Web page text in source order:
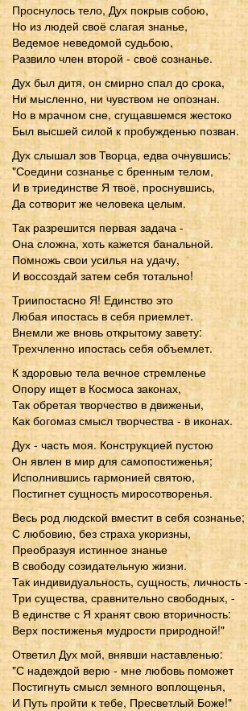
Проснулось тело, Дух покрыв собою,
Но из людей своё слагая знанье,
Ведемое неведомой судьбою,
Развило член второй - своё сознанье.
Дух был дитя, он смирно спал до срока,
Ни мысленно, ни чувством не опознан.
Но в мрачном сне, сгущавшемся жестоко
Был высшей силой к пробужденью позван.
Дух слышал зов Творца, едва очнувшись:
"Соедини сознанье с бренным телом,
И в триединстве Я твоё, проснувшись,
Да сотворит же человека целым.
Так разрешится первая задача -
Она сложна, хоть кажется банальной.
Помножь свои усилья на удачу,
И воссоздай затем себя тотально!
Триипостасно Я! Единство это
Любая ипостась в себя приемлет.
Внемли же вновь открытому завету:
Трехчленно ипостась себя объемлет.
К здоровью тела вечное стремленье
Опору ищет в Космоса законах,
Так обретая творчество в движеньи,
Как богомаз смысл творчества - в иконах.
Дух - часть моя. Конструкцией пустою
Он явлен в мир для самопостиженья;
Исполнившись гармонией святою,
Постигнет сущность миросотворенья.
Весь род людской вместит в себя сознанье;
С любовию, без страха укоризны,
Преобразуя истинное знанье
В свободу созидательную жизни.
Так индивидуальность, сущность, личность -
Три существа, сравнительно свободных, -
В единстве с Я хранят свою вторичность:
Верх постиженья мудрости природной!"
Ответил Дух мой, внявши наставленью:
"С надеждой верю - мне любовь поможет
Постигнуть смысл земного воплощенья,
И Путь пройти к тебе, Пресветлый Боже!"